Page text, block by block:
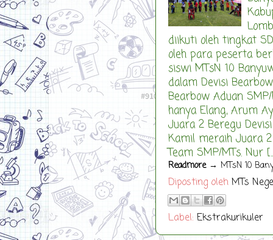
diikuti oleh tingkat
oleh para peserta
siswi MTsN 10
dalam Devisi
Bearbow Aduan
hanya Elang, Arum
Juara 2 Beregu
Kamil meraih Juara
Team SMP/MTs. Nur
Readmore→ MTsN 10
Diposting oleh MTs
Label: Ekstrakurikuler